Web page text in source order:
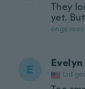
They
yet.
E Evelyn
Lid